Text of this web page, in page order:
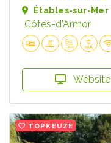
Étables-sur-Mer
Côtes-d'Armor
Website
TOPKEUZE